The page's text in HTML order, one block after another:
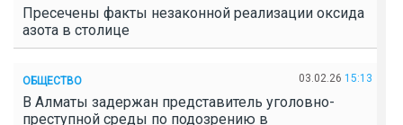
Пресечены факты незаконной реализации оксида
азота в столице
ОБЩЕСТВО 03.02.26 15:13
В Алматы задержан представитель уголовно-
преступной среды по подозрению в